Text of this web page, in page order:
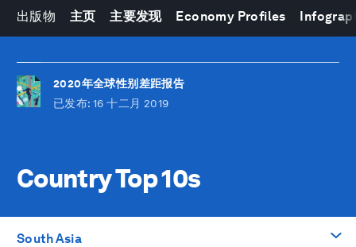
出版物 主页 主要发现 Economy Profiles
2020年全球性别差距报告
已发布: 16 十二月 2019
Country Top 10s
South Asia